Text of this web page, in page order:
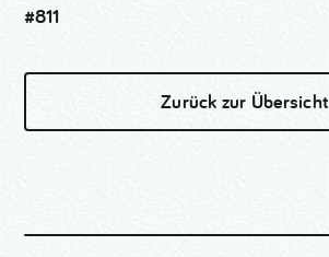
#811
Zurück zur Übersicht